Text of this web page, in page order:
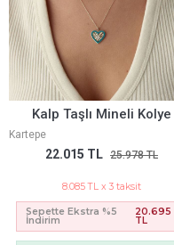
Kalp Taşlı Mineli Kolye
Kartepe
22.015 TL 25.978 TL
8.085 TL x 3 taksit
Sepette Ekstra %5
İndirim
20.695
TL